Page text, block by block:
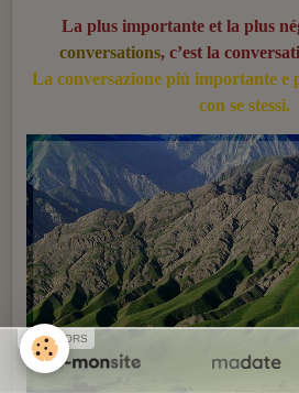
La plus importante et la plus
conversations, c’est la
La conversazione più importante e
con se stessi.
SPONSORS